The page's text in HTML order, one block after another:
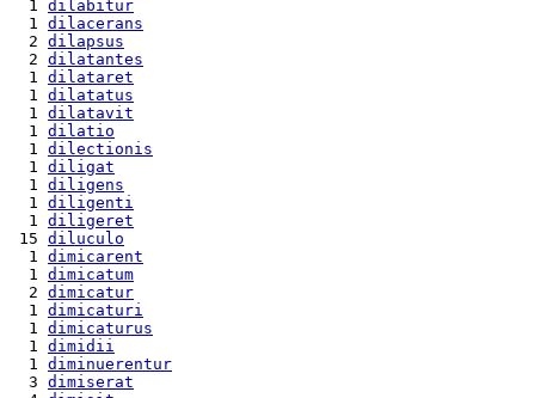
  1
dilabitur
  1
dilacerans
  2
dilapsus
  2
dilatantes
  1
dilataret
  1
dilatatus
  1
dilatavit
  1
dilatio
  1
dilectionis
  1
diligat
  1
diligens
  1
diligenti
  1
diligeret
15 diluculo
  1
dimicarent
  1
dimicatum
  2
dimicatur
  1
dimicaturi
  1
dimicaturus
  1
dimidii
  1
diminuerentur
  3
dimiserat